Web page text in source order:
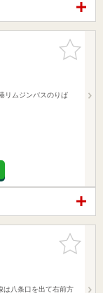
お気に入
りに追加
リムジンバスのりば
お気に入
りに追加
は八条口を出て右前方